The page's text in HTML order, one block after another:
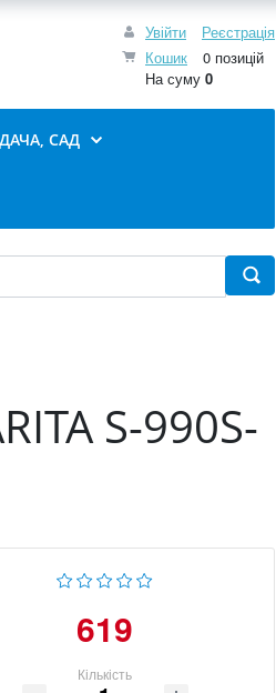
Увійти
Реєстрація
Кошик
0 позицій
На суму 0
ДАЧА, САД
S-990S-
619
Кількість